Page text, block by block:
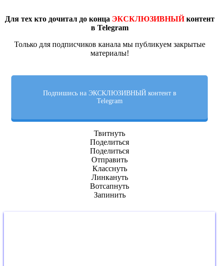
Для тех кто дочитал до конца ЭКСКЛЮЗИВНЫЙконтент
в Telegram
Только для подписчиков канала мы публикуем закрытые
материалы!
Подпишись на ЭКСКЛЮЗИВНЫЙ контент в
Telegram
Твитнуть
Поделиться
Поделиться
Отправить
Класснуть
Линкануть
Вотсапнуть
Запинить